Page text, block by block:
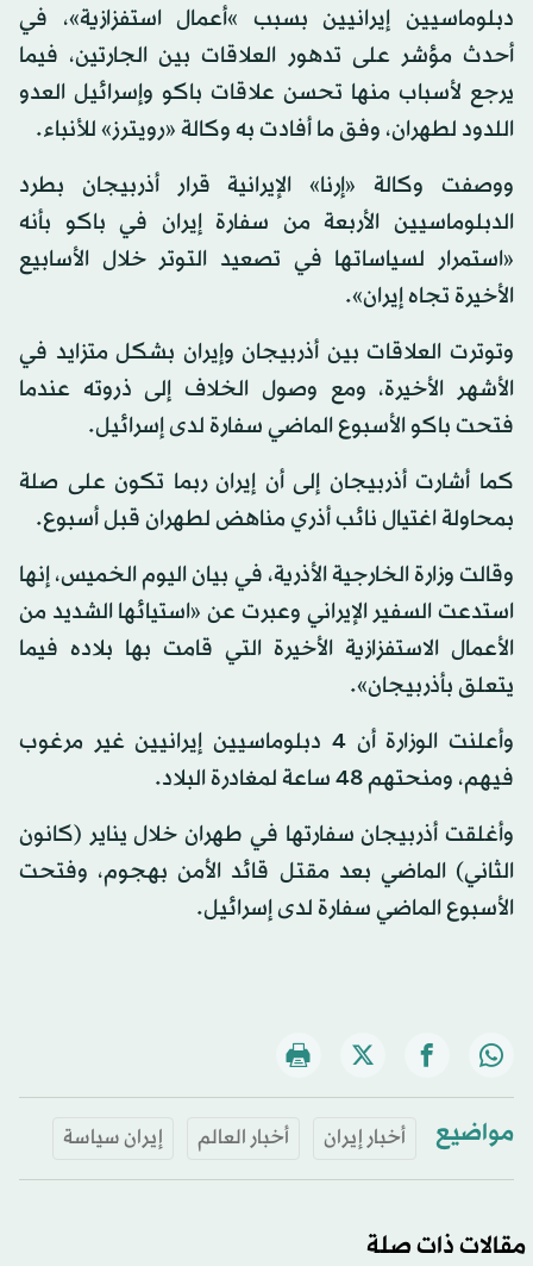
دبلوماسيين إيرانيين بسبب‭ ‬‬»أعمال استفزازية»، في
أحدث مؤشر على تدهور العلاقات بين الجارتين، فيما
يرجع لأسباب منها تحسن علاقات باكو وإسرائيل العدو
اللدود لطهران، وفق ما أفادت به وكالة «رويترز» للأنباء.
ووصفت وكالة «إرنا» الإيرانية قرار أذربيجان بطرد
الدبلوماسيين الأربعة من سفارة إيران في باكو بأنه
«استمرار لسياساتها في تصعيد التوتر خلال الأسابيع
الأخيرة تجاه إيران».
وتوترت العلاقات بين أذربيجان وإيران بشكل متزايد في
الأشهر الأخيرة، ومع وصول الخلاف إلى ذروته عندما
فتحت باكو الأسبوع الماضي سفارة لدى إسرائيل.
كما أشارت أذربيجان إلى أن إيران ربما تكون على صلة
بمحاولة اغتيال نائب أذري مناهض لطهران قبل أسبوع.
وقالت وزارة الخارجية الأذرية، في بيان اليوم الخميس، إنها
استدعت السفير الإيراني وعبرت عن «استيائها الشديد من
الأعمال الاستفزازية الأخيرة التي قامت بها بلاده فيما
يتعلق بأذربيجان».
وأعلنت الوزارة أن 4 دبلوماسيين إيرانيين غير مرغوب
فيهم، ومنحتهم 48 ساعة لمغادرة البلاد.
وأغلقت أذربيجان سفارتها في طهران خلال يناير (كانون
الثاني) الماضي بعد مقتل قائد الأمن بهجوم، وفتحت
الأسبوع الماضي سفارة لدى إسرائيل.
مواضيع أخبار إيران أخبار العالم إيران سياسة
مقالات ذات صلة